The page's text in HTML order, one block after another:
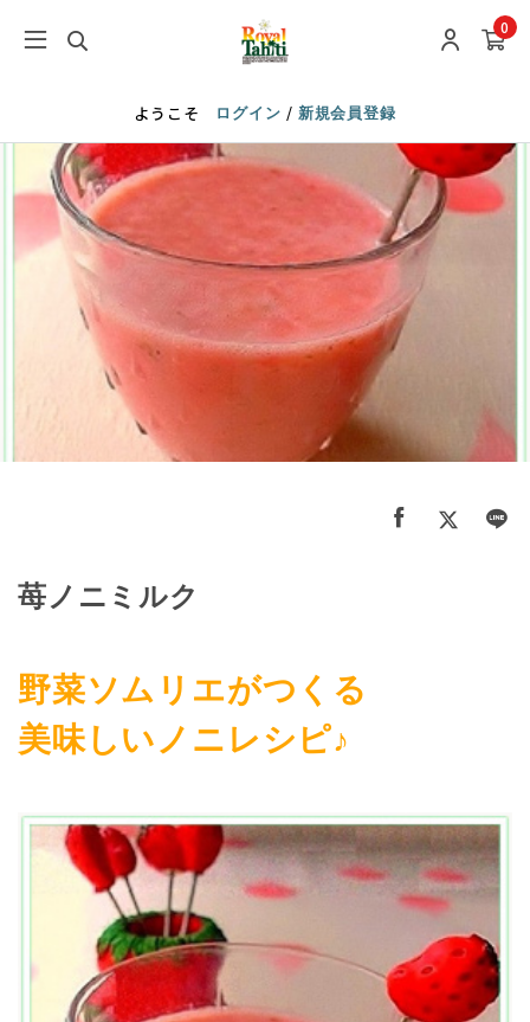
0
ようこそ ログイン/ 新規会員登録
苺ノニミルク
野菜ソムリエがつくる
美味しいノニレシピ♪